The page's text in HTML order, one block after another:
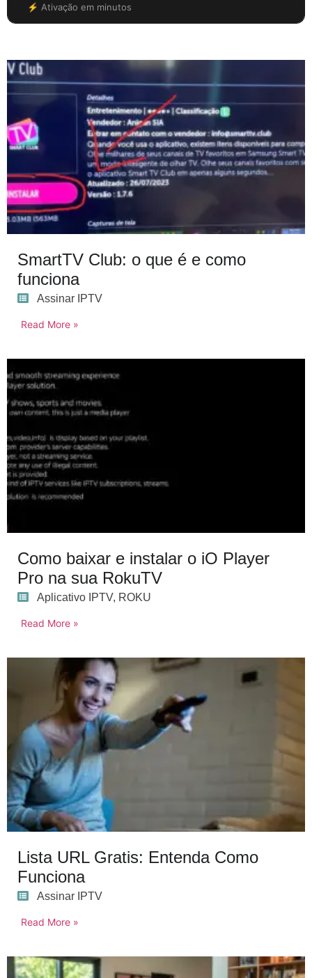
⚡ Ativação em minutos
SmartTV Club: o que é e como
funciona
Assinar IPTV
Read More »
Como baixar e instalar o iO Player
Pro na sua RokuTV
Aplicativo IPTV, ROKU
Read More »
Lista URL Gratis: Entenda Como
Funciona
Assinar IPTV
Read More »